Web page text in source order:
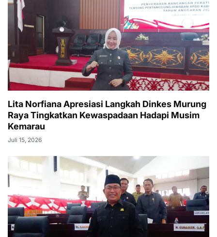
Lita Norfiana Apresiasi Langkah Dinkes Murung
Raya Tingkatkan Kewaspadaan Hadapi Musim
Kemarau
Juli 15, 2026